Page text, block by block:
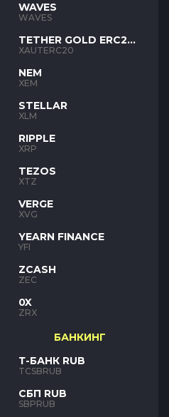
WAVES
WAVES
TETHER GOLD ERC20
XAUT
XAUTERC20
NEM
XEM
STELLAR
XLM
RIPPLE
XRP
TEZOS
XTZ
VERGE
XVG
YEARN FINANCE
YFI
ZCASH
ZEC
0X
ZRX
БАНКИНГ
Т-БАНК RUB
TCSBRUB
СБП RUB
SBPRUB